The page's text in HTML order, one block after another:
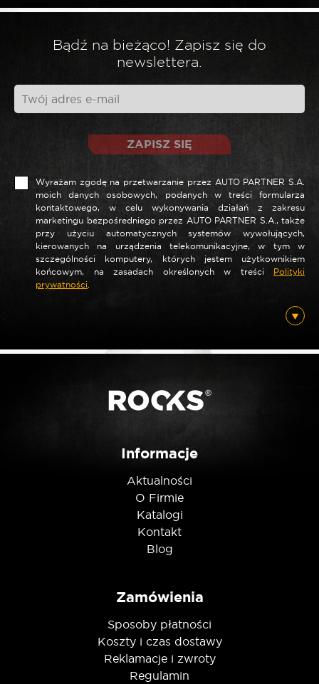
Nazwa*
Posiadam ten produkt
Bądź na bieżąco! Zapisz się do
newslettera.
ZAPISZ SIĘ
Wyrażam zgodę na przetwarzanie przez AUTO PARTNER S.A.
moich danych osobowych, podanych w treści formularza
kontaktowego, w celu wykonywania działań z zakresu
marketingu bezpośredniego przez AUTO PARTNER S.A., także
przy użyciu automatycznych systemów wywołujących,
kierowanych na urządzenia telekomunikacyjne, w tym w
szczególności komputery, których jestem użytkownikiem
końcowym, na zasadach określonych w treści Polityki
prywatności
Informacje
Aktualności
O Firmie
Katalogi
Kontakt
Blog
Zamówienia
Sposoby płatności
Koszty i czas dostawy
Reklamacje i zwroty
Regulamin